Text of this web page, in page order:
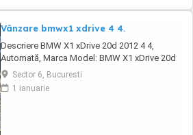
Vânzare bmwx1 xdrive 4 4.
Descriere BMW X1 xDrive 20d 2012 4 4,
Automată, Marca Model: BMW X1 xDrive 20d
(motorizare diesel, 190 CP, 4 4, transmisie
automată) An fabricație: noiembrie 2012
Kilometraj: 215.000 km Culoare: gri scaune
Sector 6, Bucuresti
1 ianuarie